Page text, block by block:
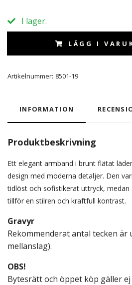
I lager.
LÄGG I
Artikelnummer: 8501-19
INFORMATION
Produktbeskrivning
Ett elegant armband i brunt flätat
design med moderna detaljer. Den
tidlöst och sofistikerat uttryck,
tillför en stilren och kraftfull kontrast.
Gravyr
Rekommenderat antal tecken är
mellanslag).
OBS!
Bytesrätt och öppet köp gäller